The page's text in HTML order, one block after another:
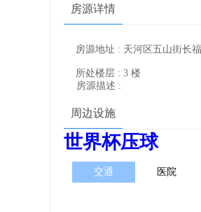
房源详情
房源地址 : 天河区五山街长
所处楼层 : 3 楼
房源描述 :
周边设施